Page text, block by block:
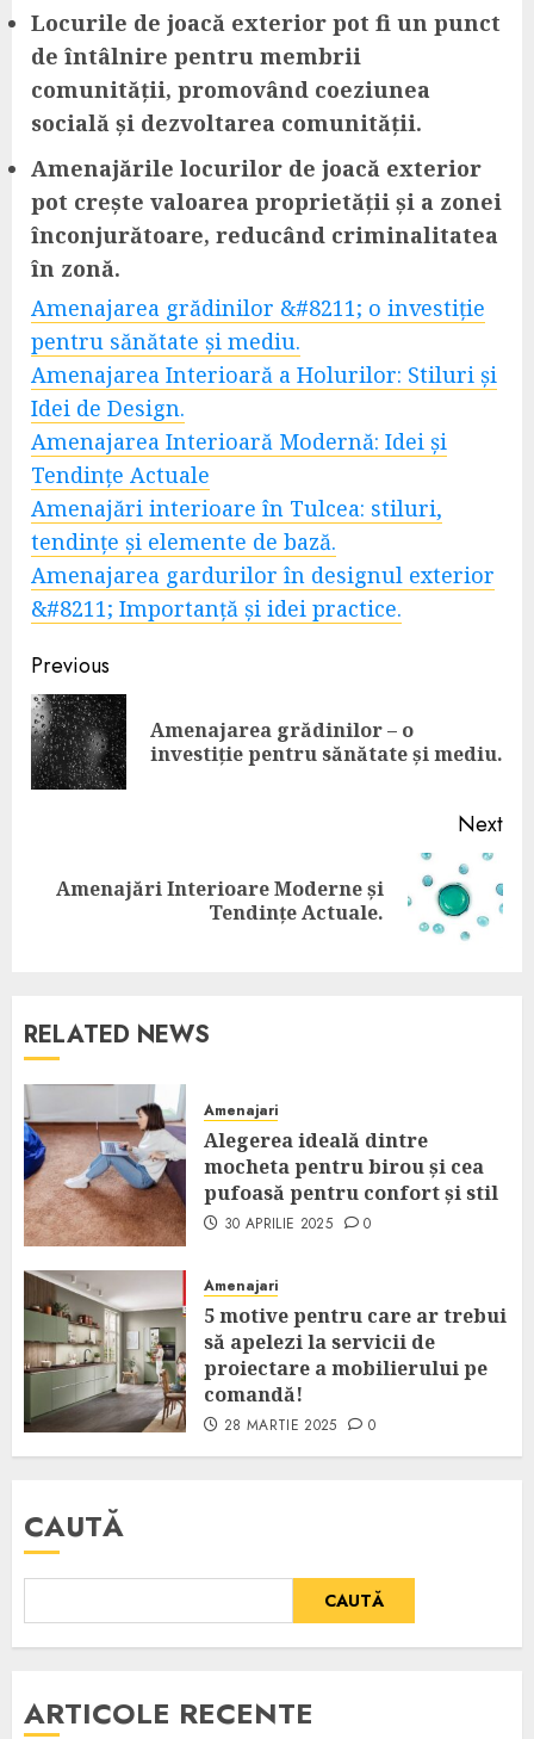
Locurile de joacă exterior pot fi un punct
de întâlnire pentru membrii
comunității, promovând coeziunea
socială și dezvoltarea comunității.
Amenajările locurilor de joacă exterior
pot crește valoarea proprietății și a zonei
înconjurătoare, reducând criminalitatea
în zonă.
Amenajarea grădinilor &#8211; o investiție
pentru sănătate și mediu.
Amenajarea Interioară a Holurilor: Stiluri și
Idei de Design.
Amenajarea Interioară Modernă: Idei și
Tendințe Actuale
Amenajări interioare în Tulcea: stiluri,
tendințe și elemente de bază.
Amenajarea gardurilor în designul exterior
&#8211; Importanță și idei practice.
Post
navigation
Previous
Amenajarea grădinilor – o
investiție pentru sănătate și mediu.
Next
Next
Amenajări Interioare Moderne și
Tendințe Actuale.
RELATED NEWS
Amenajari
Alegerea ideală dintre
mocheta pentru birou și cea
pufoasă pentru confort și stil
30 APRILIE 2025 0
Amenajari
5 motive pentru care ar trebui
să apelezi la servicii de
proiectare a mobilierului pe
comandă!
28 MARTIE 2025 0
CAUTĂ
CAUTĂ
ARTICOLE RECENTE